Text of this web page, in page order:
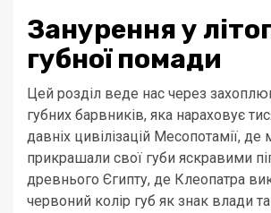
Занурення у
губної помади
Цей розділ веде нас через
губних барвників, яка нараховує
давніх цивілізацій Месопотамії,
прикрашали свої губи яскравими
древнього Єгипту, де Клеопатра
червоний колір губ як знак влади та